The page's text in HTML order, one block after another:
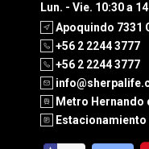
Lun. - Vie. 10:30 a
Apoquindo 7331
+56 2 2244 3777
+56 2 2244 3777
Metro Hernando